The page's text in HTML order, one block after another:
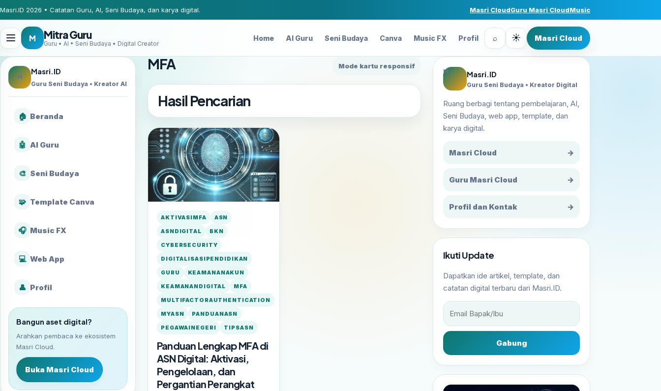
Masri.ID 2026 • Catatan Guru, AI, Seni Budaya, dan karya digital. Masri CloudGuru Masri CloudMusic
M Mitra Guru
Guru • AI • Seni Budaya • Digital Creator
Home AI Guru Seni Budaya Canva Music FX Profil ⌕ ☀ Masri Cloud
M
Masri.ID
Guru Seni Budaya • Kreator AI
🏠 Beranda
🤖 AI Guru
🎨 Seni Budaya
🧩 Template Canva
🎧 Music FX
💻 Web App
👤 Profil
Bangun aset digital?
Arahkan pembaca ke ekosistem
Masri Cloud.
Buka Masri Cloud
MFA Mode kartu responsif
Hasil Pencarian
AKTIVASIMFA
ASN
ASNDIGITAL
BKN
CYBERSECURITY
DIGITALISASIPENDIDIKAN
GURU
KEAMANANAKUN
KEAMANANDIGITAL
MFA
MULTIFACTORAUTHENTICATION
MYASN
PANDUANASN
PEGAWAINEGERI
TIPSASN
Panduan Lengkap MFA di
ASN Digital: Aktivasi,
Pengelolaan, dan
Pergantian Perangkat
M Masri.ID
Guru Seni Budaya • Kreator Digital
Ruang berbagi tentang pembelajaran, AI,
Seni Budaya, web app, template, dan
karya digital.
Masri Cloud →
Guru Masri Cloud →
Profil dan Kontak →
Ikuti Update
Dapatkan ide artikel, template, dan
catatan digital terbaru dari Masri.ID.
Gabung